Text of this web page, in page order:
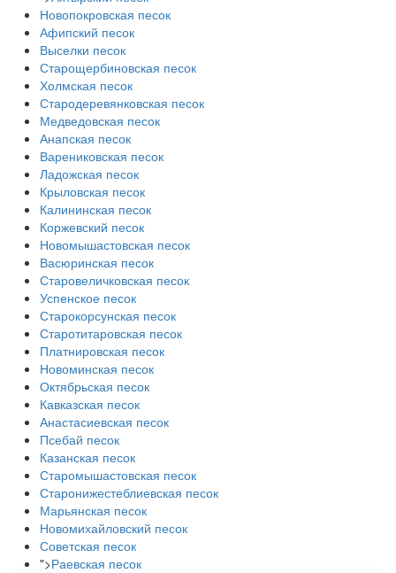
Новопокровская песок
Афипский песок
Выселки песок
Старощербиновская песок
Холмская песок
Стародеревянковская песок
Медведовская песок
Анапская песок
Варениковская песок
Ладожская песок
Крыловская песок
Калининская песок
Коржевский песок
Новомышастовская песок
Васюринская песок
Старовеличковская песок
Успенское песок
Старокорсунская песок
Старотитаровская песок
Платнировская песок
Новоминская песок
Октябрьская песок
Кавказская песок
Анастасиевская песок
Псебай песок
Казанская песок
Старомышастовская песок
Старонижестеблиевская песок
Марьянская песок
Новомихайловский песок
Советская песок
">Раевская песок